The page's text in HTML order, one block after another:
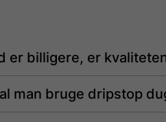
er billigere, er
man bruge dripstop